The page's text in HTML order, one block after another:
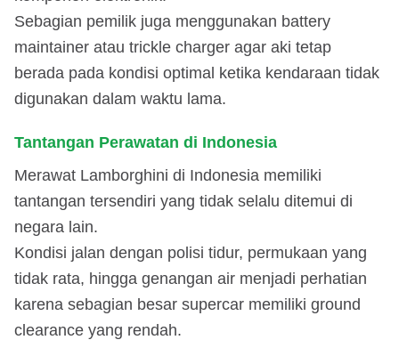
Sebagian pemilik juga menggunakan battery
maintainer atau trickle charger agar aki tetap
berada pada kondisi optimal ketika kendaraan tidak
digunakan dalam waktu lama.
Tantangan Perawatan di Indonesia
Merawat Lamborghini di Indonesia memiliki
tantangan tersendiri yang tidak selalu ditemui di
negara lain.
Kondisi jalan dengan polisi tidur, permukaan yang
tidak rata, hingga genangan air menjadi perhatian
karena sebagian besar supercar memiliki ground
clearance yang rendah.